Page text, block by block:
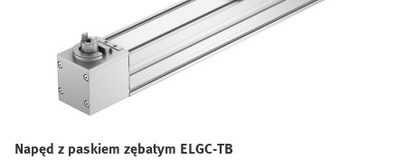
Napęd z paskiem zębatym ELGC-TB